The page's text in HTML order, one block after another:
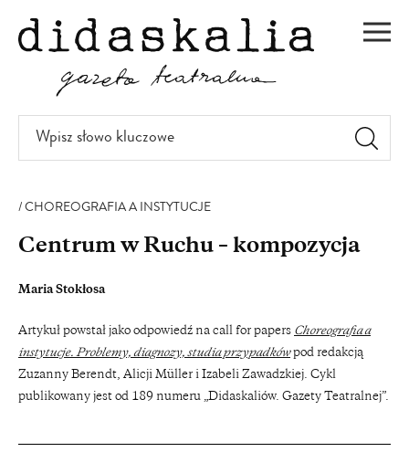
DO
TREŚCI
Wpisz
słowo
CHOREOGRAFIA A INSTYTUCJE
Centrum w Ruchu – kompozycja
Maria Stokłosa
Artykuł powstał jako odpowiedź na call for papers Choreografia a
instytucje. Problemy, diagnozy, studia przypadkówpod redakcją
Zuzanny Berendt, Alicji Müller i Izabeli Zawadzkiej. Cykl
publikowany jest od 189 numeru „Didaskaliów. Gazety Teatralnej”.